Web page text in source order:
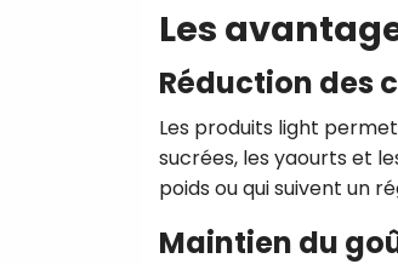
Les
Réduction des
Les produits light
sucrées, les yaourts et
poids ou qui suivent un
Maintien du